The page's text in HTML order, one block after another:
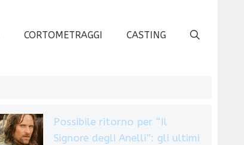
CORTOMETRAGGI CASTING
Possibile ritorno per “Il
Signore degli Anelli”: gli ultimi